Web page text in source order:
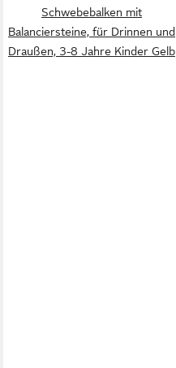
Schwebebalken mit
Balanciersteine, für Drinnen und
Draußen, 3-8 Jahre Kinder Gelb